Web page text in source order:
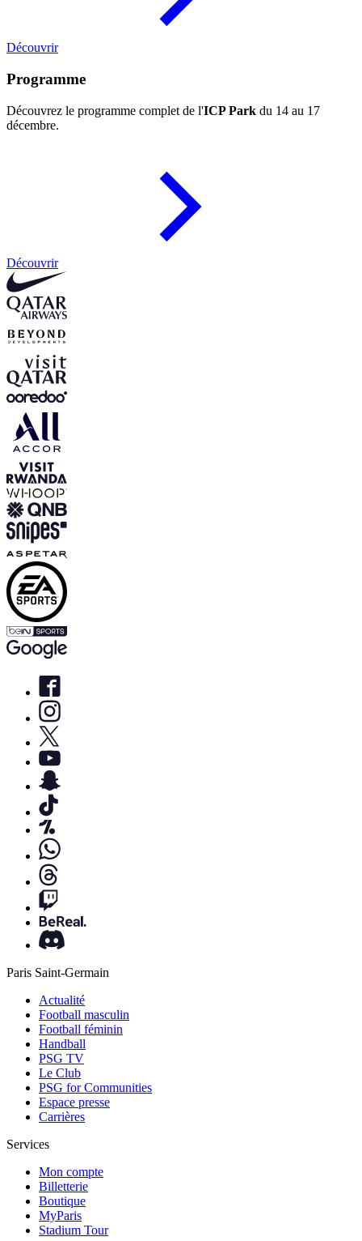
Découvrir
Programme
Découvrez le programme complet de l'ICP Park du 14 au 17
décembre.
Découvrir
Paris Saint-Germain
Actualité
Football masculin
Football féminin
Handball
PSG TV
Le Club
PSG for Communities
Espace presse
Carrières
Services
Mon compte
Billetterie
Boutique
MyParis
Stadium Tour